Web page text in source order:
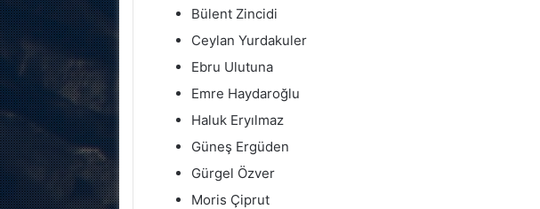
Bülent Zincidi
Ceylan Yurdakuler
Ebru Ulutuna
Emre Haydaroğlu
Haluk Eryılmaz
Güneş Ergüden
Gürgel Özver
Moris Çiprut